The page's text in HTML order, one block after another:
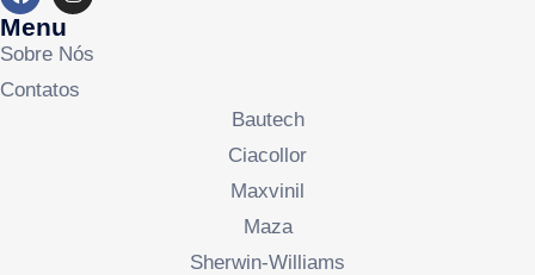
Menu
Sobre Nós
Contatos
Bautech
Ciacollor
Maxvinil
Maza
Sherwin-Williams